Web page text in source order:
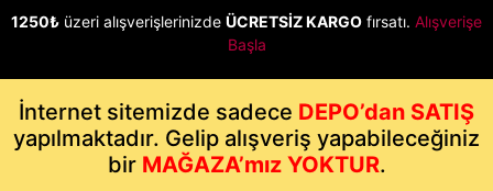
1250₺ üzeri alışverişlerinizde ÜCRETSİZ KARGO fırsatı. Alışverişe
Başla
İnternet sitemizde sadece DEPO’dan SATIŞ
yapılmaktadır. Gelip alışveriş yapabileceğiniz
bir MAĞAZA’mız YOKTUR.